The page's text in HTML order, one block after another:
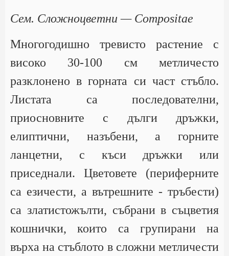
Сем. Сложноцветни — Compositae
Многогодишно тревисто растение с
високо 30-100 см метличесто
разклонено в горната си част стъбло.
Листата са последователни,
приосновните с дълги дръжки,
елиптични, назъбени, а горните
ланцетни, с къси дръжки или
приседнали. Цветовете (периферните
са езичести, а вътрешните - тръбести)
са златистожълти, събрани в съцветия
кошнички, които са групирани на
върха на стъблото в сложни метличести